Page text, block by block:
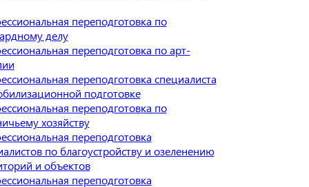
переподготовка по
делу
переподготовка по арт-
переподготовка специалиста
подготовке
переподготовка по
хозяйству
переподготовка
по благоустройству и озеленению
и объектов
переподготовка